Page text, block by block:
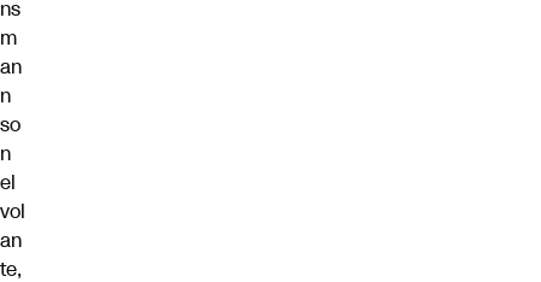
ns
m
an
n
so
n
el
vol
an
te,